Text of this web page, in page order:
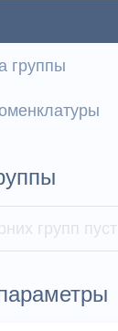
группы
групп пуст